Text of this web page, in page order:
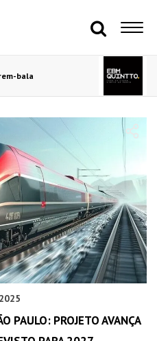
bala
PAULO: PROJETO AVANÇA